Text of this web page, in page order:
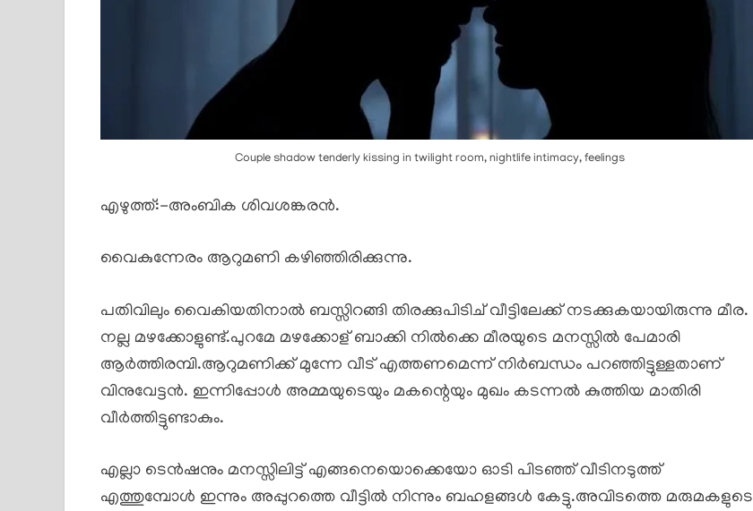
Couple shadow tenderly kissing in twilight room, nightlife intimacy, feelings
എഴുത്ത്:-അംബിക ശിവശങ്കരൻ.
വൈകുന്നേരം ആറുമണി കഴിഞ്ഞിരിക്കുന്നു.
പതിവിലും വൈകിയതിനാൽ ബസ്സിറങ്ങി തിരക്കുപിടിച് വീട്ടിലേക്ക് നടക്കുകയായിരുന്നു മീര.
നല്ല മഴക്കോളുണ്ട്.പുറമേ മഴക്കോള് ബാക്കി നിൽക്കെ മീരയുടെ മനസ്സിൽ പേമാരി
ആർത്തിരമ്പി.ആറുമണിക്ക് മുന്നേ വീട് എത്തണമെന്ന് നിർബന്ധം പറഞ്ഞിട്ടുള്ളതാണ്
വിനുവേട്ടൻ. ഇന്നിപ്പോൾ അമ്മയുടെയും മകന്റെയും മുഖം കടന്നൽ കുത്തിയ മാതിരി
വീർത്തിട്ടുണ്ടാകും.
എല്ലാ ടെൻഷനും മനസ്സിലിട്ട് എങ്ങനെയൊക്കെയോ ഓടി പിടഞ്ഞ് വീടിനടുത്ത്
എത്തുമ്പോൾ ഇന്നും അപ്പുറത്തെ വീട്ടിൽ നിന്നും ബഹളങ്ങൾ കേട്ടു.അവിടത്തെ മരുമകളുടെ